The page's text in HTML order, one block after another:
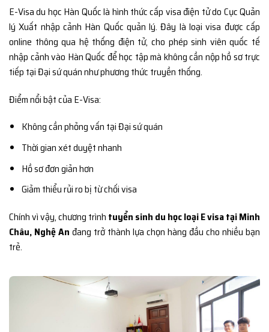
E-Visa du học Hàn Quốc là hình thức cấp visa điện tử do Cục Quản
lý Xuất nhập cảnh Hàn Quốc quản lý. Đây là loại visa được cấp
online thông qua hệ thống điện tử, cho phép sinh viên quốc tế
nhập cảnh vào Hàn Quốc để học tập mà không cần nộp hồ sơ trực
tiếp tại Đại sứ quán như phương thức truyền thống.
Điểm nổi bật của E-Visa:
Không cần phỏng vấn tại Đại sứ quán
Thời gian xét duyệt nhanh
Hồ sơ đơn giản hơn
Giảm thiểu rủi ro bị từ chối visa
Chính vì vậy, chương trình tuyển sinh du học loại E visa tại Minh
Châu, Nghệ An đang trở thành lựa chọn hàng đầu cho nhiều bạn
trẻ.